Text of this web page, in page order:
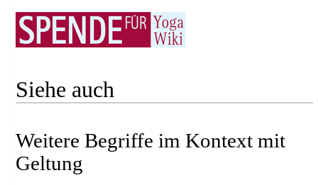
Siehe auch
Weitere Begriffe im Kontext mit